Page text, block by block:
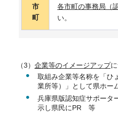
市
町
各市町の事務局（
い。
（3） 企業等のイメージアップ
取組み企業等名称を「ひ
業所等）」として県ホー
兵庫県版認知症サポータ
示し県民にPR 等